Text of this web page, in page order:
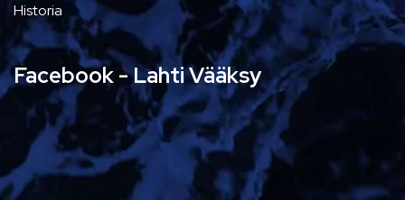
Historia
Facebook - Lahti Vääksy